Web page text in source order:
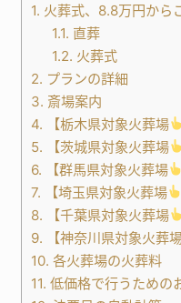
1. 火葬式、8.8万円から
1.1. 直葬
1.2. 火葬式
2. プランの詳細
3. 斎場案内
4. 【栃木県対象火葬場
5. 【茨城県対象火葬場
6. 【群馬県対象火葬場
7. 【埼玉県対象火葬場
8. 【千葉県対象火葬場
9. 【神奈川県対象火葬
10. 各火葬場の火葬料
11. 低価格で行うための